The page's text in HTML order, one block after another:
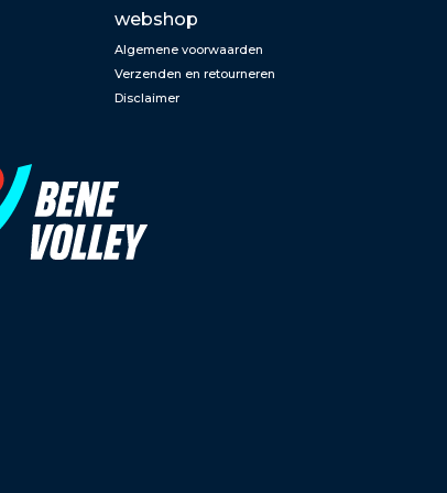
webshop
Algemene voorwaarden
Verzenden en retourneren
Disclaimer